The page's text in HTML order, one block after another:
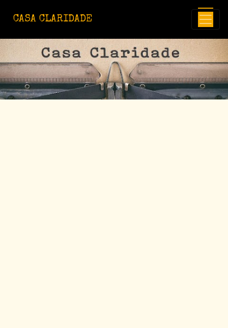
CASA CLARIDADE